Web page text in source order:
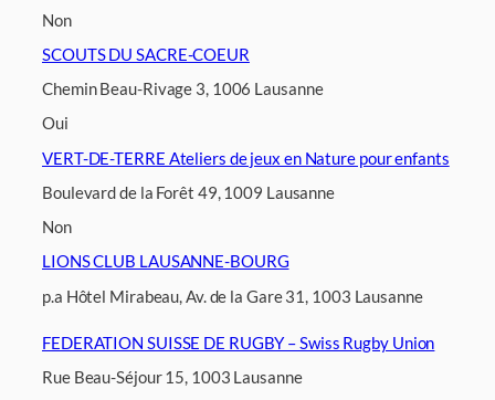
Non
SCOUTS DU SACRE-COEUR
Chemin Beau-Rivage 3, 1006 Lausanne
Oui
VERT-DE-TERRE Ateliers de jeux en Nature pour enfants
Boulevard de la Forêt 49, 1009 Lausanne
Non
LIONS CLUB LAUSANNE-BOURG
p.a Hôtel Mirabeau, Av. de la Gare 31, 1003 Lausanne
FEDERATION SUISSE DE RUGBY – Swiss Rugby Union
Rue Beau-Séjour 15, 1003 Lausanne